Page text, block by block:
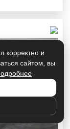
корректно и
сайтом, вы